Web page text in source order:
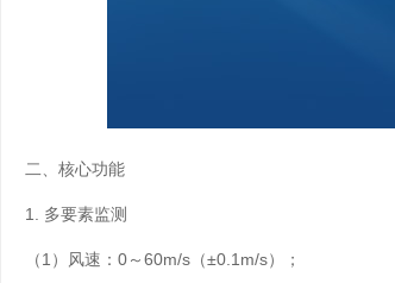
二、核心功能
1. 多要素监测
（1）风速：0～60m/s（±0.1m/s）；